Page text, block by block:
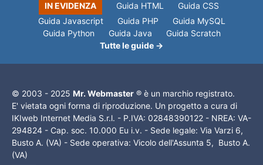
IN EVIDENZA Guida HTML
Guida CSS
Guida Javascript
Guida PHP
Guida MySQL
Guida Python
Guida Java
Guida Scratch
Tutte le guide →
© 2003 - 2025 Mr. Webmaster ® è un marchio registrato.
E' vietata ogni forma di riproduzione. Un progetto a cura di
IKIweb Internet Media S.r.l. - P.IVA: 02848390122 - NREA: VA-
294824 - Cap. soc. 10.000 Eu i.v. - Sede legale: Via Varzi 6,
Busto A. (VA) - Sede operativa: Vicolo dell'Assunta 5, Busto A.
(VA)